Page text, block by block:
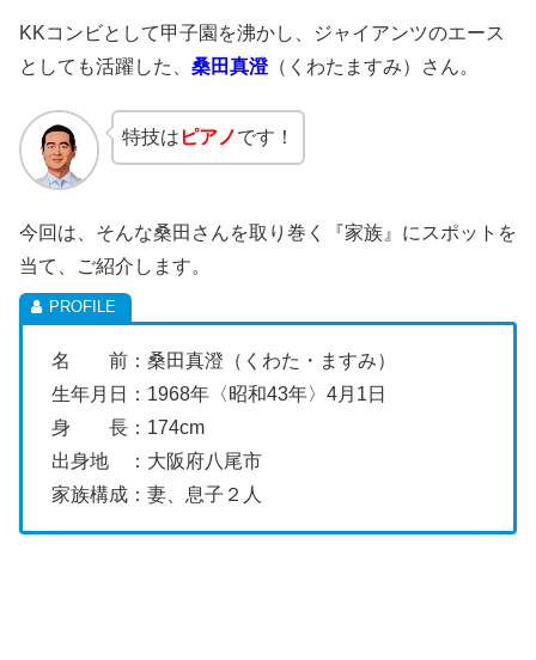
KKコンビとして甲子園を沸かし、ジャイアンツのエース
としても活躍した、 桑田真澄（くわたますみ）さん。
特技は ピアノです！
今回は、そんな桑田さんを取り巻く『家族』にスポットを
当て、ご紹介します。
名 前：桑田真澄（くわた・ますみ）
生年月日：1968年〈昭和43年〉4月1日
身 長：174cm
出身地 ：大阪府八尾市
家族構成：妻、息子２人